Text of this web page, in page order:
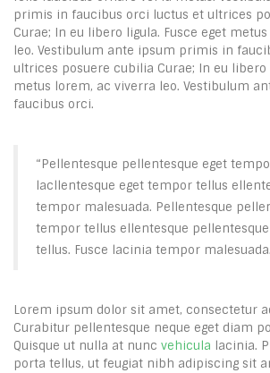
primis in faucibus orci luctus et ultrices
Curae; In eu libero ligula. Fusce eget
leo. Vestibulum ante ipsum primis in
ultrices posuere cubilia Curae; In eu libero
metus lorem, ac viverra leo. Vestibulum
faucibus orci.
“Pellentesque pellentesque eget
lacllentesque eget tempor tellus
tempor malesuada. Pellentesque
tempor tellus ellentesque
tellus. Fusce lacinia tempor
Lorem ipsum dolor sit amet, consectetur
Curabitur pellentesque neque eget diam
Quisque ut nulla at nunc vehicula lacinia.
porta tellus, ut feugiat nibh adipiscing sit